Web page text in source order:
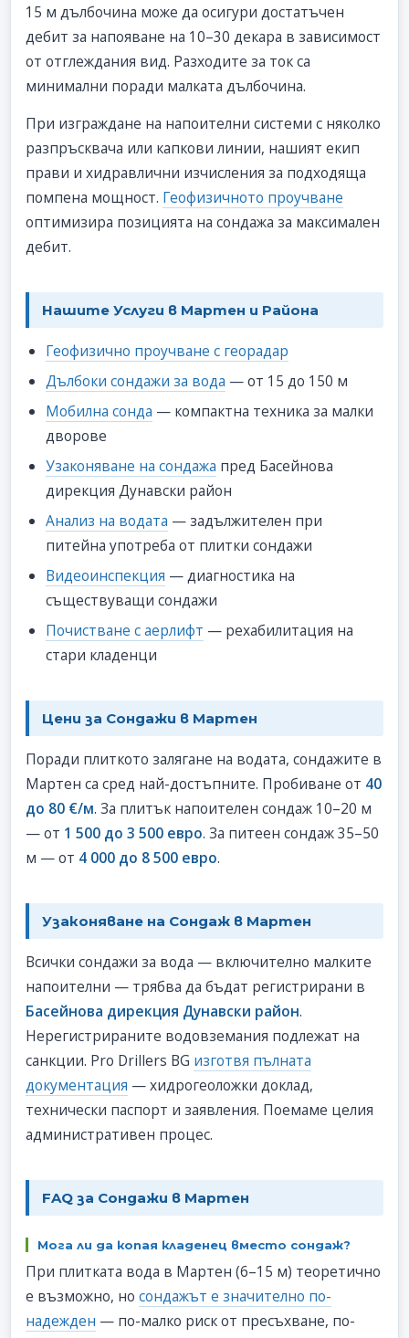
15 м дълбочина може да осигури достатъчен
дебит за напояване на 10–30 декара в зависимост
от отглеждания вид. Разходите за ток са
минимални поради малката дълбочина.
При изграждане на напоителни системи с няколко
разпръсквача или капкови линии, нашият екип
прави и хидравлични изчисления за подходяща
помпена мощност. Геофизичното проучване
оптимизира позицията на сондажа за максимален
дебит.
Нашите Услуги в Мартен и Района
Геофизично проучване с георадар
Дълбоки сондажи за вода — от 15 до 150 м
Мобилна сонда — компактна техника за малки
дворове
Узаконяване на сондажа пред Басейнова
дирекция Дунавски район
Анализ на водата — задължителен при
питейна употреба от плитки сондажи
Видеоинспекция — диагностика на
съществуващи сондажи
Почистване с аерлифт — рехабилитация на
стари кладенци
Цени за Сондажи в Мартен
Поради плиткото залягане на водата, сондажите в
Мартен са сред най-достъпните. Пробиване от 40
до 80 €/м. За плитък напоителен сондаж 10–20 м
— от 1 500 до 3 500 евро. За питеен сондаж 35–50
м — от 4 000 до 8 500 евро.
Узаконяване на Сондаж в Мартен
Всички сондажи за вода — включително малките
напоителни — трябва да бъдат регистрирани в
Басейнова дирекция Дунавски район.
Нерегистрираните водовземания подлежат на
санкции. Pro Drillers BG изготвя пълната
документация — хидрогеоложки доклад,
технически паспорт и заявления. Поемаме целия
административен процес.
FAQ за Сондажи в Мартен
Мога ли да копая кладенец вместо сондаж?
При плитката вода в Мартен (6–15 м) теоретично
е възможно, носондажът е значително по-
надежден — по-малко риск от пресъхване, по-